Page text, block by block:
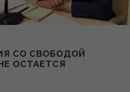
СО СВОБОДОЙ
ОСТАЕТСЯ